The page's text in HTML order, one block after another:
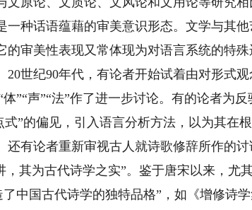
种话语蕴藉的审美意识形态。文学与其他
的审美性表现又常体现为对语言系统的特
世纪90年代，有论者开始试着由对形式
”“声”“法”作了进一步讨论。有的论者为
式”的偏见，引入语言分析方法，以为其在
还有论者重新审视古人就诗歌修辞所作的
，其为古代诗学之实”。鉴于唐宋以来，尤
了中国古代诗学的独特品格”，如《增修诗